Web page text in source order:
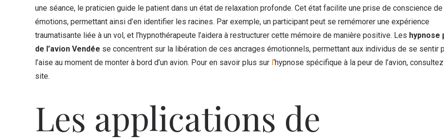
une séance, le praticien guide le patient dans un état de relaxation profonde. Cet état facilite une prise de conscience
émotions, permettant ainsi d’en identifier les racines. Par exemple, un participant peut se remémorer une expérience
traumatisante liée à un vol, et l’hypnothérapeute l’aidera à restructurer cette mémoire de manière positive. Les hypnose
de l’avion Vendée se concentrent sur la libération de ces ancrages émotionnels, permettant aux individus de se sentir
l’aise au moment de monter à bord d’un avion. Pour en savoir plus sur ‘hypnose spécifique à la peur de l’avion,
site.
Les applications de